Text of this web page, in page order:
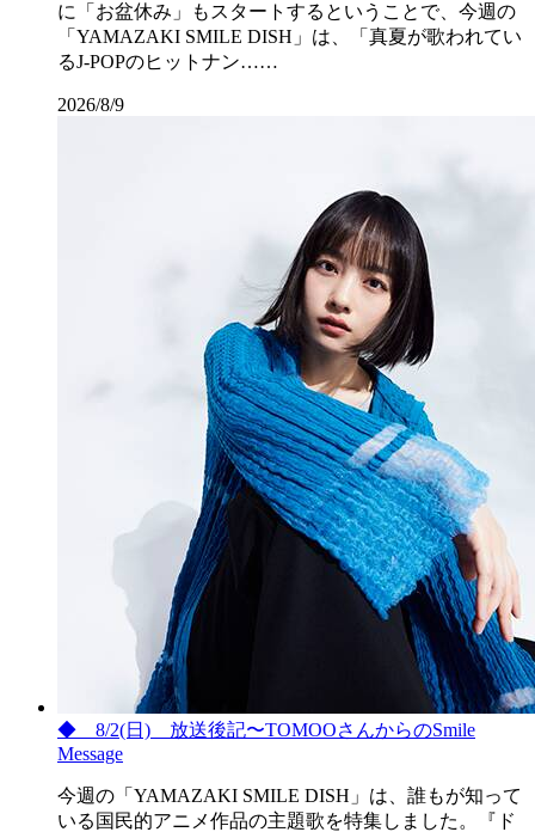
に「お盆休み」もスタートするということで、今週の
「YAMAZAKI SMILE DISH」は、「真夏が歌われてい
るJ-POPのヒットナン……
2026/8/9
◆ 8/2(日) 放送後記〜TOMOOさんからのSmile
Message
今週の「YAMAZAKI SMILE DISH」は、誰もが知って
いる国民的アニメ作品の主題歌を特集しました。『ド